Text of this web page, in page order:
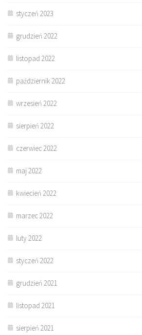
styczeń 2023
grudzień 2022
listopad 2022
październik 2022
wrzesień 2022
sierpień 2022
czerwiec 2022
maj 2022
kwiecień 2022
marzec 2022
luty 2022
styczeń 2022
grudzień 2021
listopad 2021
sierpień 2021